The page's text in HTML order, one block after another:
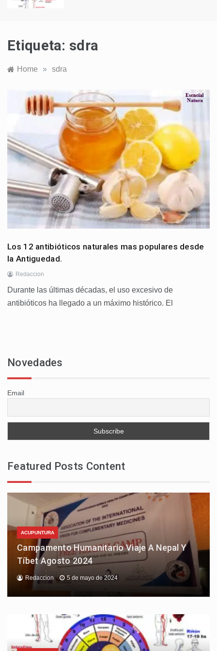
Etiqueta: sdra
Home » sdra
Los 12 antibióticos naturales mas populares desde
la Antiguedad.
Redaccion
Durante las últimas décadas, el uso excesivo de
antibióticos ha llegado a un máximo histórico. El
Novedades
Email
Featured Posts Content
ACUPUNTURA
Campamento Humanitario Viaje A Nepal Y
Tíbet Agosto 2024
Redaccion 5 de mayo de 2024